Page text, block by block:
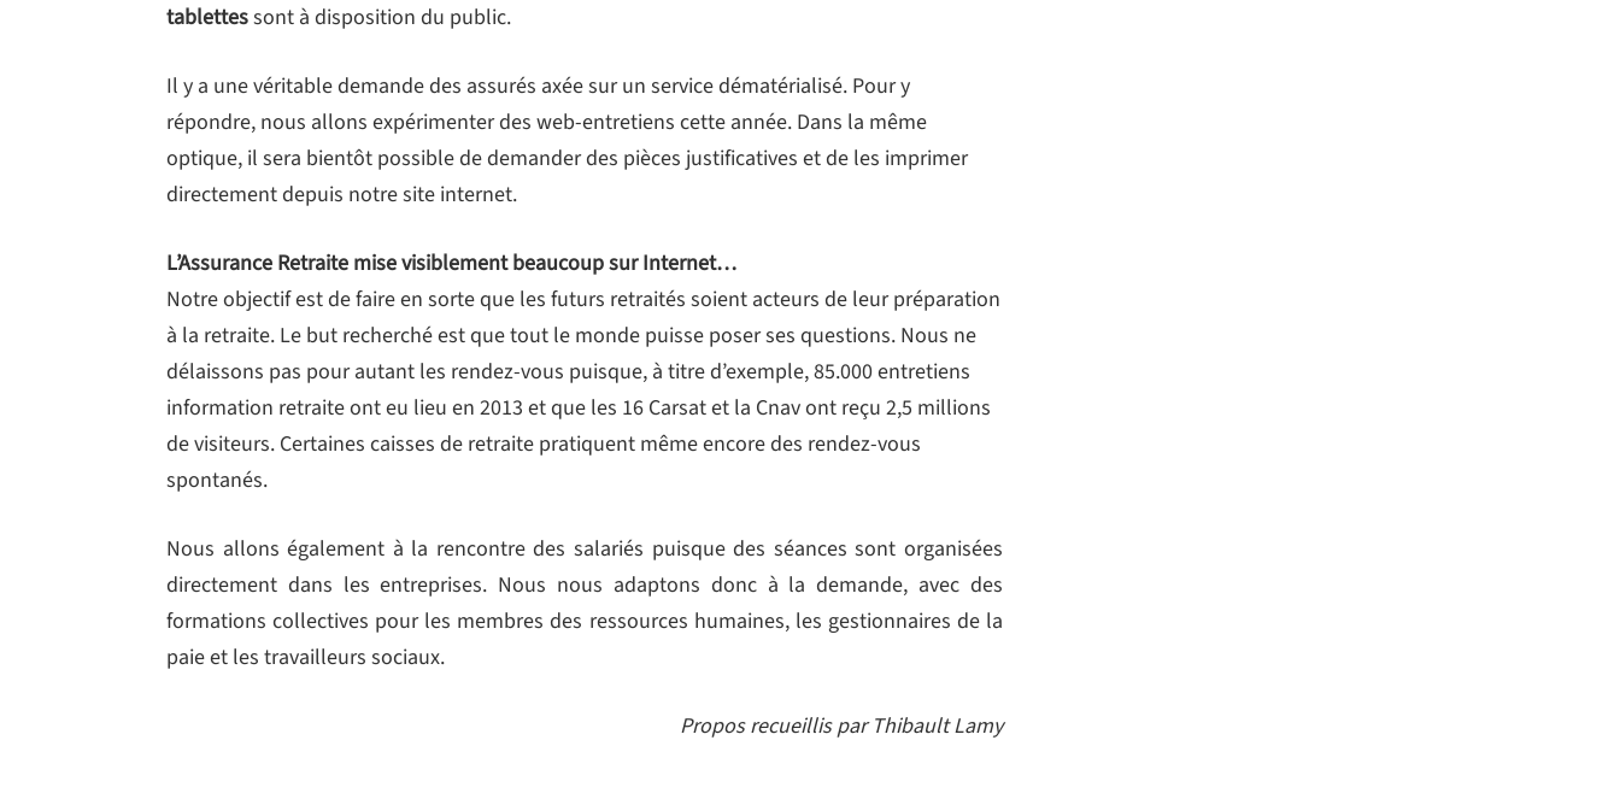
tablettessont à disposition du public.
Il y a une véritable demande des assurés axée sur un service dématérialisé. Pour y
répondre, nous allons expérimenter des web-entretiens cette année. Dans la même
optique, il sera bientôt possible de demander des pièces justificatives et de les imprimer
directement depuis notre site internet.
L’Assurance Retraite mise visiblement beaucoup sur Internet…
Notre objectif est de faire en sorte que les futurs retraités soient acteurs de leur préparation
à la retraite. Le but recherché est que tout le monde puisse poser ses questions. Nous ne
délaissons pas pour autant les rendez-vous puisque, à titre d’exemple, 85.000 entretiens
information retraite ont eu lieu en 2013 et que les 16 Carsat et la Cnav ont reçu 2,5 millions
de visiteurs. Certaines caisses de retraite pratiquent même encore des rendez-vous
spontanés.
Nous allons également à la rencontre des salariés puisque des séances sont organisées
directement dans les entreprises. Nous nous adaptons donc à la demande, avec des
formations collectives pour les membres des ressources humaines, les gestionnaires de la
paie et les travailleurs sociaux.
Propos recueillis par Thibault Lamy